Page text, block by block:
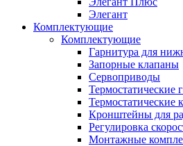
Элегант
Комплектующие
Комплектующие
Гарнитура для
Запорные клапаны
Сервоприводы
Термостатические
Термостатические
Кронштейны для
Регулировка
Монтажные